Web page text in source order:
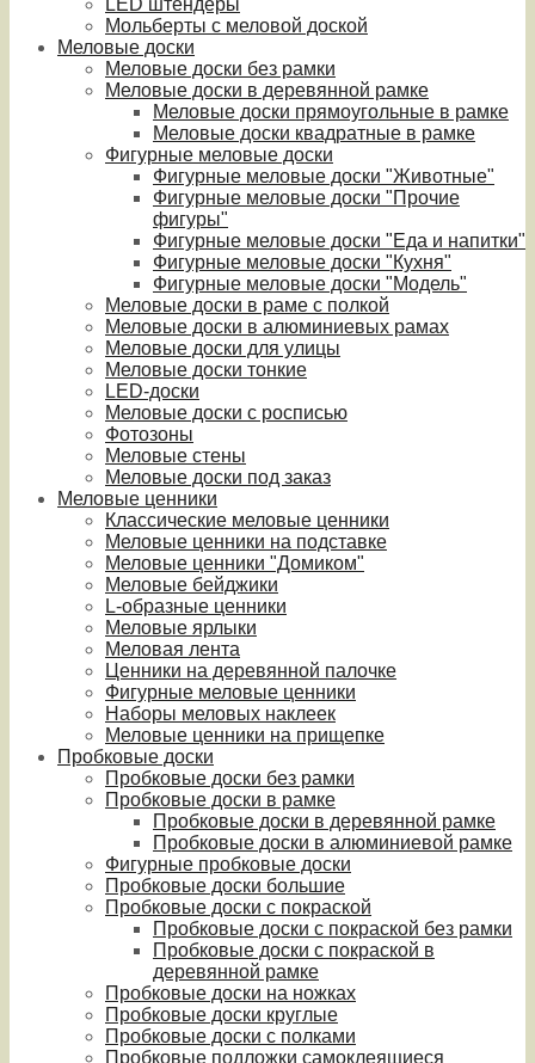
LED штендеры
Мольберты с меловой доской
Меловые доски
Меловые доски без рамки
Меловые доски в деревянной рамке
Меловые доски прямоугольные в рамке
Меловые доски квадратные в рамке
Фигурные меловые доски
Фигурные меловые доски "Животные"
Фигурные меловые доски "Прочие
фигуры"
Фигурные меловые доски "Еда и напитки"
Фигурные меловые доски "Кухня"
Фигурные меловые доски "Модель"
Меловые доски в раме с полкой
Меловые доски в алюминиевых рамах
Меловые доски для улицы
Меловые доски тонкие
LED-доски
Меловые доски с росписью
Фотозоны
Меловые стены
Меловые доски под заказ
Меловые ценники
Классические меловые ценники
Меловые ценники на подставке
Меловые ценники "Домиком"
Меловые бейджики
L-образные ценники
Меловые ярлыки
Меловая лента
Ценники на деревянной палочке
Фигурные меловые ценники
Наборы меловых наклеек
Меловые ценники на прищепке
Пробковые доски
Пробковые доски без рамки
Пробковые доски в рамке
Пробковые доски в деревянной рамке
Пробковые доски в алюминиевой рамке
Фигурные пробковые доски
Пробковые доски большие
Пробковые доски с покраской
Пробковые доски с покраской без рамки
Пробковые доски с покраской в
деревянной рамке
Пробковые доски на ножках
Пробковые доски круглые
Пробковые доски с полками
Пробковые подложки самоклеящиеся